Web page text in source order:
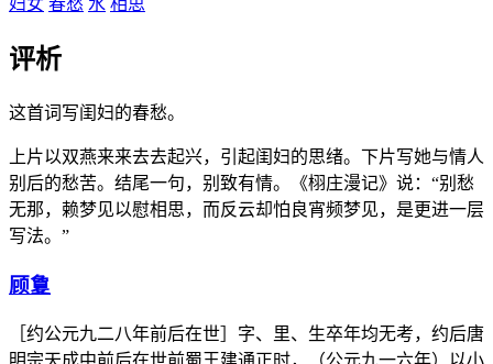
妇女 春愁 水 相思
评析
这首词写闺妇的春愁。
上片以双燕来来去去起兴，引起闺妇的思绪。下片写她与情人
别后的愁苦。结尾一句，别致有情。《栩庄漫记》说：“别愁
无那，赖梦见以慰相思，而反云却怕良宵频梦见，是更进一层
写法。”
顾敻
［约公元九二八年前后在世］字、里、生卒年均无考，约后唐
明宗天成中前后在世前蜀王建通正时，（公元九一六年）以小